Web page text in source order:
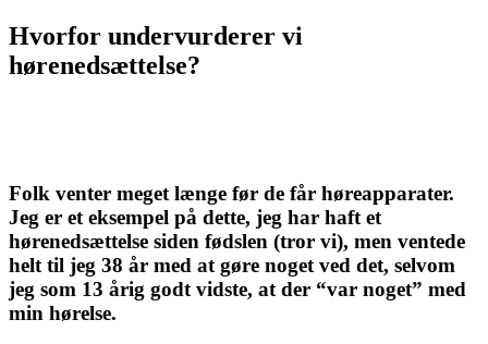
Hvorfor undervurderer vi
hørenedsættelse?
Folk venter meget længe før de får høreapparater.
Jeg er et eksempel på dette, jeg har haft et
hørenedsættelse siden fødslen (tror vi), men ventede
helt til jeg 38 år med at gøre noget ved det, selvom
jeg som 13 årig godt vidste, at der “var noget” med
min hørelse.